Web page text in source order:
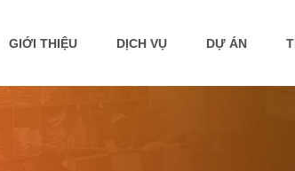
GIỚI THIỆU DỊCH VỤ DỰ ÁN